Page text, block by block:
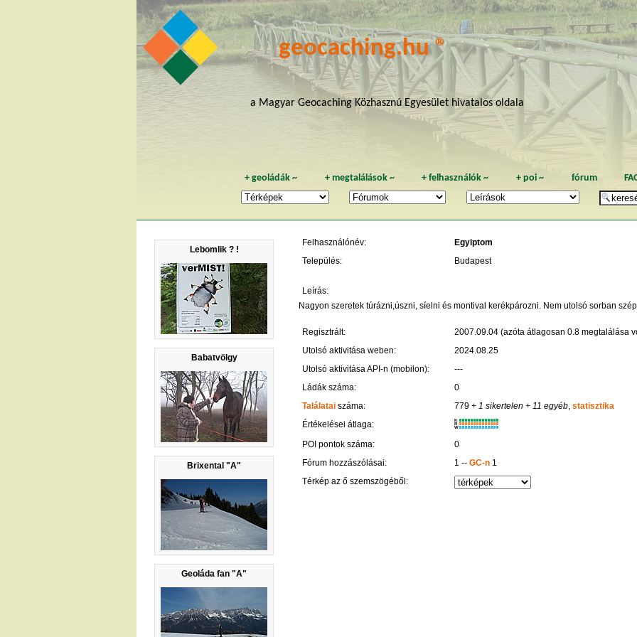
geocaching.hu ®
a Magyar Geocaching Közhasznú Egyesület hivatalos oldala
+geoládák ~ + megtalálások~ +felhasználók ~ + poi~ fórum
Lebomlik ? !
Babatvölgy
Brixental "A"
Geoláda fan "A"
Felhasználónév:
Egyiptom
Település:
Budapest
Leírás:
Nagyon szeretek túrázni,úszni, síelni és montival kerékpározni. Nem utolsó sorban
Regisztrált:
2007.09.04 (azóta átlagosan 0.8 megtalálása
Utolsó aktivitása weben:
2024.08.25
Utolsó aktivitása API-n (mobilon):
---
Ládák száma:
0
Találatai száma: 779+ 1 sikertelen + 11 egyéb, statisztika
Értékelései átlaga:
K
R
W
POI pontok száma:
0
Fórum hozzászólásai:
1 -- GC-n1
Térkép az ő szemszögéből: